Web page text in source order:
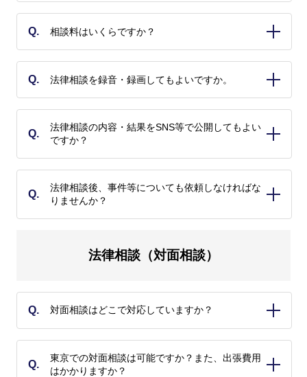
弁護士のスケジュールにより対応できる場合がございます
Q. 相談料はいくらですか？
初回相談料は、30分につき5,000円（税別）となります。2
Q. 法律相談を録音・録画してもよいですか。
申し訳ありませんが、法律相談の録音・録画は固くお断り
しております。
Q.
法律相談の内容・結果をSNS等で公開してもよい
ですか？
申し訳ありませんが、法律相談の内容・結果について、
SNS等での公開は固くお断りしております。
Q.
法律相談後、事件等についても依頼しなければな
りませんか？
いいえ。法律相談の結果や弁護士報酬の見積りなどを踏ま
えて、お客様の判断でご依頼ください。
法律相談（対面相談）
Q. 対面相談はどこで対応していますか？
対面相談は、箱崎オフォス（福岡）又は当事務所指定の相
談スペース（東京）での対応となります。遠方のお客様は
Q.
東京での対面相談は可能ですか？また、出張費用
はかかりますか？